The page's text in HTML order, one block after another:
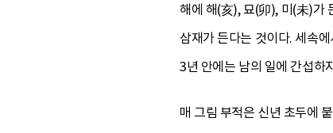
해에 해(亥), 묘(卯), 미(未)가
삼재가 든다는 것이다. 세속
3년 안에는 남의 일에 간섭하
매 그림 부적은 신년 초두에